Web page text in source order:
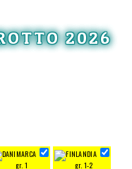
2026
gr. 1 gr. 1-2